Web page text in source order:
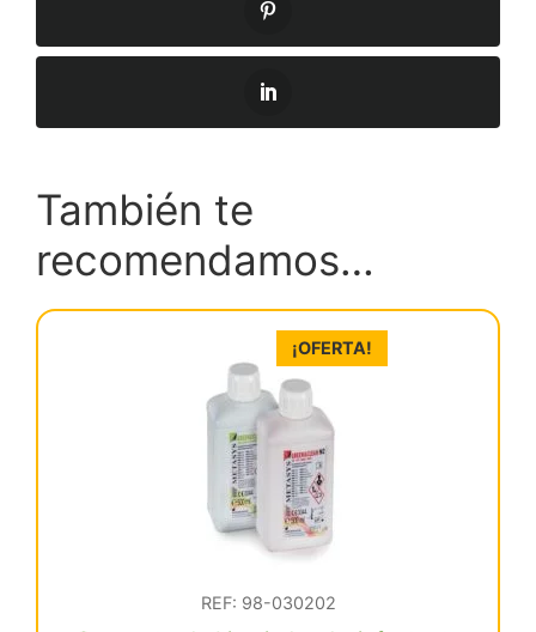
También te
recomendamos…
¡OFERTA!
REF: 98-030202